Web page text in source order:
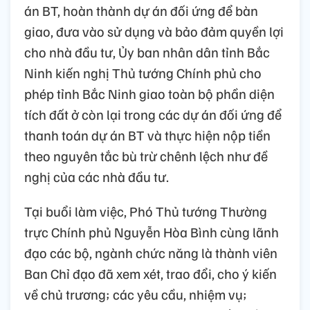
án BT, hoàn thành dự án đối ứng để bàn
giao, đưa vào sử dụng và bảo đảm quyền lợi
cho nhà đầu tư, Ủy ban nhân dân tỉnh Bắc
Ninh kiến nghị Thủ tướng Chính phủ cho
phép tỉnh Bắc Ninh giao toàn bộ phần diện
tích đất ở còn lại trong các dự án đối ứng để
thanh toán dự án BT và thực hiện nộp tiền
theo nguyên tắc bù trừ chênh lệch như đề
nghị của các nhà đầu tư.
Tại buổi làm việc, Phó Thủ tướng Thường
trực Chính phủ Nguyễn Hòa Bình cùng lãnh
đạo các bộ, ngành chức năng là thành viên
Ban Chỉ đạo đã xem xét, trao đổi, cho ý kiến
về chủ trương; các yêu cầu, nhiệm vụ;